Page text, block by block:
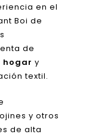
en el
Boi de
de
hogar y
textil.
y otros
de alta